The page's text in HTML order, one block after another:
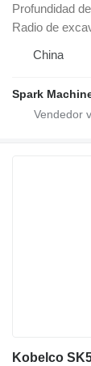
Profundidad
Radio de
China
Spark
Kobelco